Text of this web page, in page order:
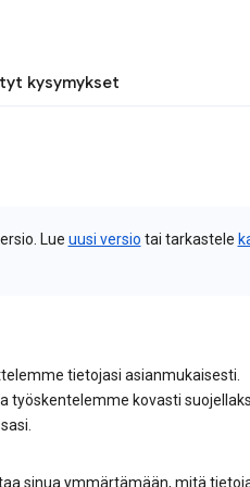
kysymykset
Lue uusi versio tai tarkastele
tietojasi asianmukaisesti.
työskentelemme kovasti
sinua ymmärtämään, mitä